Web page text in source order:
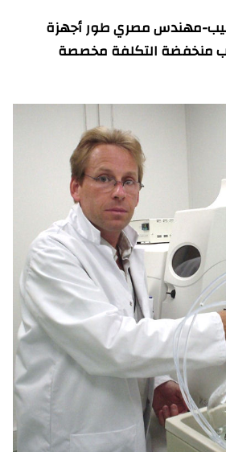
مهندس مصري طور أجهزة
منخفضة التكلفة مخصصة